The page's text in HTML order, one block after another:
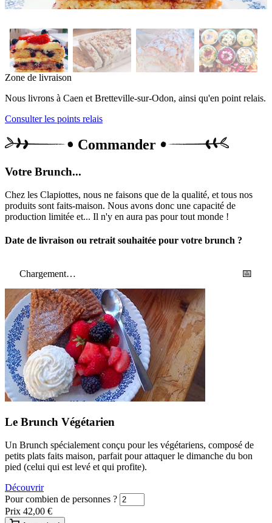
Zone de livraison
Nous livrons à Caen et Bretteville-sur-Odon, ainsi qu'en point relais.
Consulter les points relais
Commander
Votre Brunch...
Chez les Clapiottes, nous ne faisons que de la qualité, et tous nos
produits sont faits-maison. Nous avons donc une capacité de
production limitée et... Il n'y en aura pas pour tout monde !
Date de livraison ou retrait souhaitée pour votre brunch ?
Chargement… 📅
Le Brunch Végétarien
Un Brunch spécialement conçu pour les végétariens, composé de
petits plats faits maison, parfait pour attaquer le dimanche du bon
pied (celui qui est levé et qui profite).
Découvrir
Pour combien de personnes ?
Prix 42,00 €